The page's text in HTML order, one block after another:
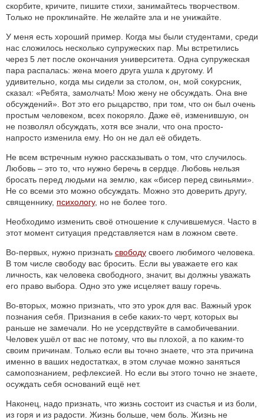
скорбите, кричите, пишите стихи, занимайтесь творчеством.
Только не проклинайте. Не желайте зла и не унижайте.
У меня есть хороший пример. Когда мы были студентами, среди
нас сложилось несколько супружеских пар. Мы встретились
через 5 лет после окончания университета. Одна супружеская
пара распалась: жена моего друга ушла к другому. И
удивительно, когда мы сидели за столом, он, мой сокурсник,
сказал: «Ребята, замолчать! Мою жену не обсуждать. Она вне
обсуждений». Вот это его рыцарство, при том, что он был очень
простым человеком, всех покоряло. Даже её, изменившую, он
не позволял обсуждать, хотя все знали, что она просто-
напросто изменила ему. Но он не дал её обидеть.
Не всем встречным нужно рассказывать о том, что случилось.
Любовь – это то, что нужно беречь в сердце. Любовь нельзя
бросать перед людьми на землю, как «бисер перед свиньями».
Не со всеми это можно обсуждать. Можно это доверить другу,
священнику, психологу, но не более того.
Необходимо изменить своё отношение к случившемуся. Часто в
этот момент ситуация представляется нам в ложном свете.
Во-первых, нужно признать свободу своего любимого человека.
В том числе свободу вас бросить. Если вы уважаете его как
личность, как человека свободного, значит, вы должны уважать
его право выбора. Одно это уже исцеляет вашу горечь.
Во-вторых, можно признать, что это урок для вас. Важный урок
познания себя. Признания в себе каких-то черт, которых вы
раньше не замечали. Но не усердствуйте в самобичевании.
Человек ушёл от вас не потому, что вы плохой, а по каким-то
своим причинам. Только если вы точно знаете, что эта причина
именно в ваших недостатках, в этом случае можно заняться
самопознанием, рефлексией. Но если вы этого точно не знаете,
осуждать себя оснований ещё нет.
Наконец, надо признать, что жизнь состоит из счастья и из боли,
из горя и из радости. Жизнь больше, чем боль. Жизнь не